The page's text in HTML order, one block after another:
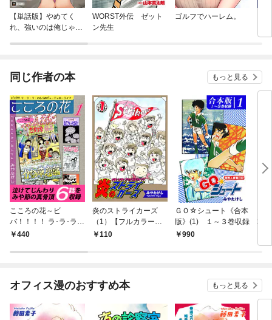
【単話版】やめてく
れ、強いのは俺じゃな
WORST外伝 ゼット
ン先生
ゴルフでハーレム。
同じ作者の本 もっと見る
こころの花～ビ
バ！！！！ ラ･ラ･ラ･
わしらのビューティホ
440
炎のストライカーズ
（1）【フルカラー：
第1話／第2話】
110
ＧＯ☆シュート《合本
版》(1) １～３巻収録
990
本
オフィス漫のおすすめ本 もっと見る